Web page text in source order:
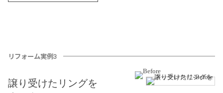
リフォーム実例3
譲り受けたリングを